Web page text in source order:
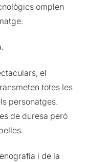
omplen
el
totes les
personatges.
de duresa però
i de la